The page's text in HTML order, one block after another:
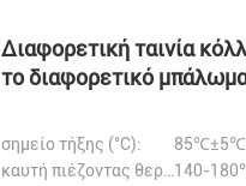
Διαφορετική ταινία
το διαφορετικό
σημείο τήξης (°C):
85℃±5℃
140-